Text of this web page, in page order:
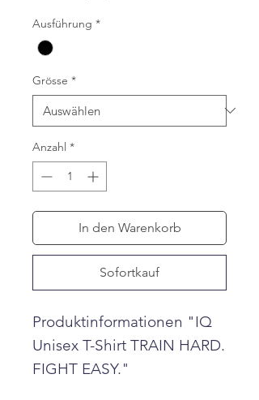
Ausführung *
Grösse *
Anzahl *
In den Warenkorb
Sofortkauf
Produktinformationen "IQ
Unisex T-Shirt TRAIN HARD.
FIGHT EASY."